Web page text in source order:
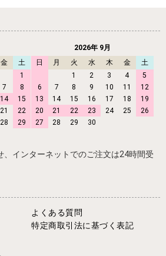
金
土
1
7
8
14
15
21
22
28
29
2026年 9月
日
月 火 水 木 金
土
1
2 3 4
5
6
7 8 9 10 11
12
13
14 15 16 17 18
19
20
21 22 23 24 25
26
27
28 29 30
、インターネットでのご注文は24時間受
よくある質問
特定商取引法に基づく表記